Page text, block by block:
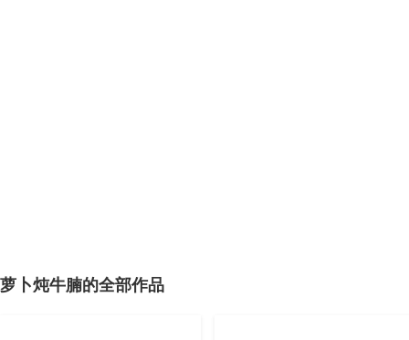
萝卜炖牛腩的全部作品